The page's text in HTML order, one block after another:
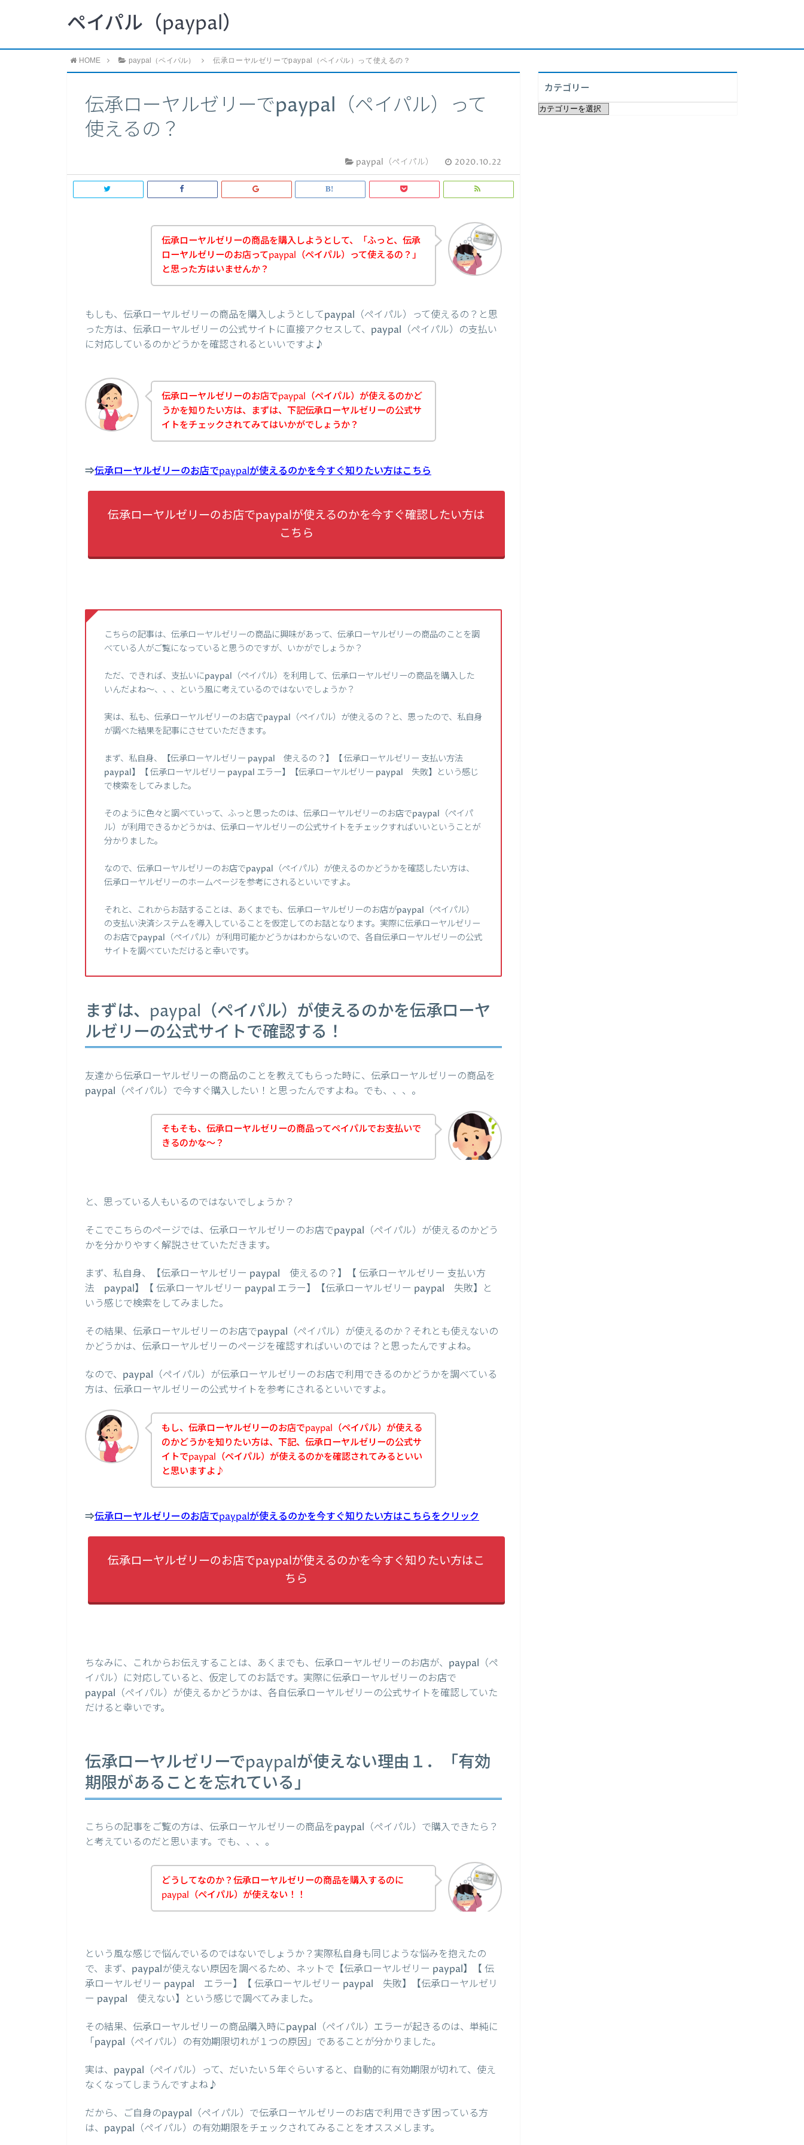
ペイパル（paypal）
HOME paypal（ペイパル） 伝承ローヤルゼリーでpaypal（ペイパル）って使えるの？
伝承ローヤルゼリーでpaypal（ペイパル）って
使えるの？
paypal（ペイパル） 2020.10.22
伝承ローヤルゼリーの商品を購入しようとして、「ふっと、伝承
ローヤルゼリーのお店ってpaypal（ペイパル）って使えるの？」
と思った方はいませんか？
もしも、伝承ローヤルゼリーの商品を購入しようとしてpaypal（ペイパル）って使えるの？と思
った方は、伝承ローヤルゼリーの公式サイトに直接アクセスして、paypal（ペイパル）の支払い
に対応しているのかどうかを確認されるといいですよ♪
伝承ローヤルゼリーのお店でpaypal（ペイパル）が使えるのかど
うかを知りたい方は、まずは、下記伝承ローヤルゼリーの公式サ
イトをチェックされてみてはいかがでしょうか？
⇒伝承ローヤルゼリーのお店でpaypalが使えるのかを今すぐ知りたい方はこちら
伝承ローヤルゼリーのお店でpaypalが使えるのかを今すぐ確認したい方は
こちら
こちらの記事は、伝承ローヤルゼリーの商品に興味があって、伝承ローヤルゼリーの商品のことを調
べている人がご覧になっていると思うのですが、いかがでしょうか？
ただ、できれば、支払いにpaypal（ペイパル）を利用して、伝承ローヤルゼリーの商品を購入した
いんだよね～、、、という風に考えているのではないでしょうか？
実は、私も、伝承ローヤルゼリーのお店でpaypal（ペイパル）が使えるの？と、思ったので、私自身
が調べた結果を記事にさせていただきます。
まず、私自身、【伝承ローヤルゼリー paypal 使えるの？】【 伝承ローヤルゼリー 支払い方法
paypal】【 伝承ローヤルゼリー paypal エラー】【伝承ローヤルゼリー paypal 失敗】という感じ
で検索をしてみました。
そのように色々と調べていって、ふっと思ったのは、伝承ローヤルゼリーのお店でpaypal（ペイパ
ル）が利用できるかどうかは、伝承ローヤルゼリーの公式サイトをチェックすればいいということが
分かりました。
なので、伝承ローヤルゼリーのお店でpaypal（ペイパル）が使えるのかどうかを確認したい方は、
伝承ローヤルゼリーのホームページを参考にされるといいですよ。
それと、これからお話することは、あくまでも、伝承ローヤルゼリーのお店がpaypal（ペイパル）
の支払い決済システムを導入していることを仮定してのお話となります。実際に伝承ローヤルゼリー
のお店でpaypal（ペイパル）が利用可能かどうかはわからないので、各自伝承ローヤルゼリーの公式
サイトを調べていただけると幸いです。
まずは、paypal（ペイパル）が使えるのかを伝承ローヤ
ルゼリーの公式サイトで確認する！
友達から伝承ローヤルゼリーの商品のことを教えてもらった時に、伝承ローヤルゼリーの商品を
paypal（ペイパル）で今すぐ購入したい！と思ったんですよね。でも、、、。
そもそも、伝承ローヤルゼリーの商品ってペイパルでお支払いで
きるのかな～？
と、思っている人もいるのではないでしょうか？
そこでこちらのページでは、伝承ローヤルゼリーのお店でpaypal（ペイパル）が使えるのかどう
かを分かりやすく解説させていただきます。
まず、私自身、【伝承ローヤルゼリー paypal 使えるの？】【 伝承ローヤルゼリー 支払い方
法 paypal】【 伝承ローヤルゼリー paypal エラー】【伝承ローヤルゼリー paypal 失敗】と
いう感じで検索をしてみました。
その結果、伝承ローヤルゼリーのお店でpaypal（ペイパル）が使えるのか？それとも使えないの
かどうかは、伝承ローヤルゼリーのページを確認すればいいのでは？と思ったんですよね。
なので、paypal（ペイパル）が伝承ローヤルゼリーのお店で利用できるのかどうかを調べている
方は、伝承ローヤルゼリーの公式サイトを参考にされるといいですよ。
もし、伝承ローヤルゼリーのお店でpaypal（ペイパル）が使える
のかどうかを知りたい方は、下記、伝承ローヤルゼリーの公式サ
イトでpaypal（ペイパル）が使えるのかを確認されてみるといい
と思いますよ♪
⇒伝承ローヤルゼリーのお店でpaypalが使えるのかを今すぐ知りたい方はこちらをクリック
伝承ローヤルゼリーのお店でpaypalが使えるのかを今すぐ知りたい方はこ
ちら
ちなみに、これからお伝えすることは、あくまでも、伝承ローヤルゼリーのお店が、paypal（ペ
イパル）に対応していると、仮定してのお話です。実際に伝承ローヤルゼリーのお店で
paypal（ペイパル）が使えるかどうかは、各自伝承ローヤルゼリーの公式サイトを確認していた
だけると幸いです。
伝承ローヤルゼリーでpaypalが使えない理由１．「有効
期限があることを忘れている」
こちらの記事をご覧の方は、伝承ローヤルゼリーの商品をpaypal（ペイパル）で購入できたら？
と考えているのだと思います。でも、、、。
どうしてなのか？伝承ローヤルゼリーの商品を購入するのに
paypal（ペイパル）が使えない！！
という風な感じで悩んでいるのではないでしょうか？実際私自身も同じような悩みを抱えたの
で、まず、paypalが使えない原因を調べるため、ネットで【伝承ローヤルゼリー paypal】【 伝
承ローヤルゼリー paypal エラー】【 伝承ローヤルゼリー paypal 失敗】【伝承ローヤルゼリ
ー paypal 使えない】という感じで調べてみました。
その結果、伝承ローヤルゼリーの商品購入時にpaypal（ペイパル）エラーが起きるのは、単純に
「paypal（ペイパル）の有効期限切れが１つの原因」であることが分かりました。
実は、paypal（ペイパル）って、だいたい５年ぐらいすると、自動的に有効期限が切れて、使え
なくなってしまうんですよね♪
だから、ご自身のpaypal（ペイパル）で伝承ローヤルゼリーのお店で利用できず困っている方
は、paypal（ペイパル）の有効期限をチェックされてみることをオススメします。
カテゴリー